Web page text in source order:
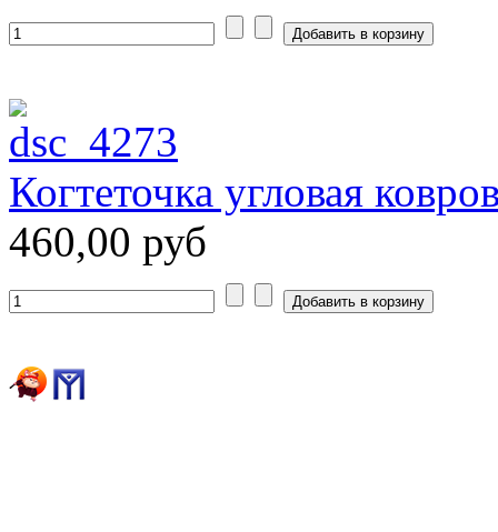
Когтеточка угловая
460,00 руб